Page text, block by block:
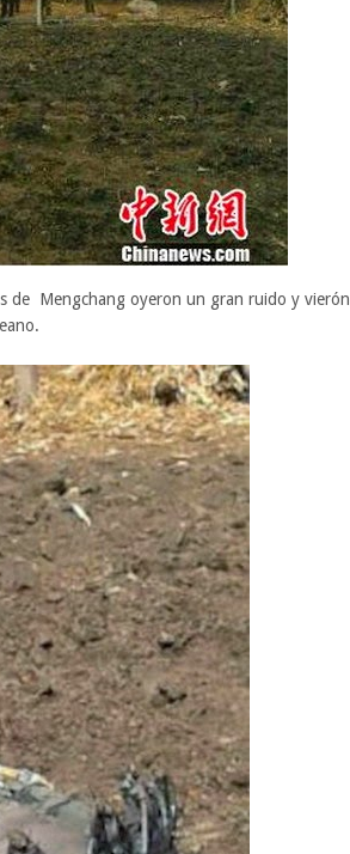
de Mengchang oyeron un gran ruido y vierón